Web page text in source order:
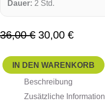
Dauer: 2 Std.
36,00€ 30,00 €
IN DEN WARENKORB
Beschreibung
Zusätzliche Information